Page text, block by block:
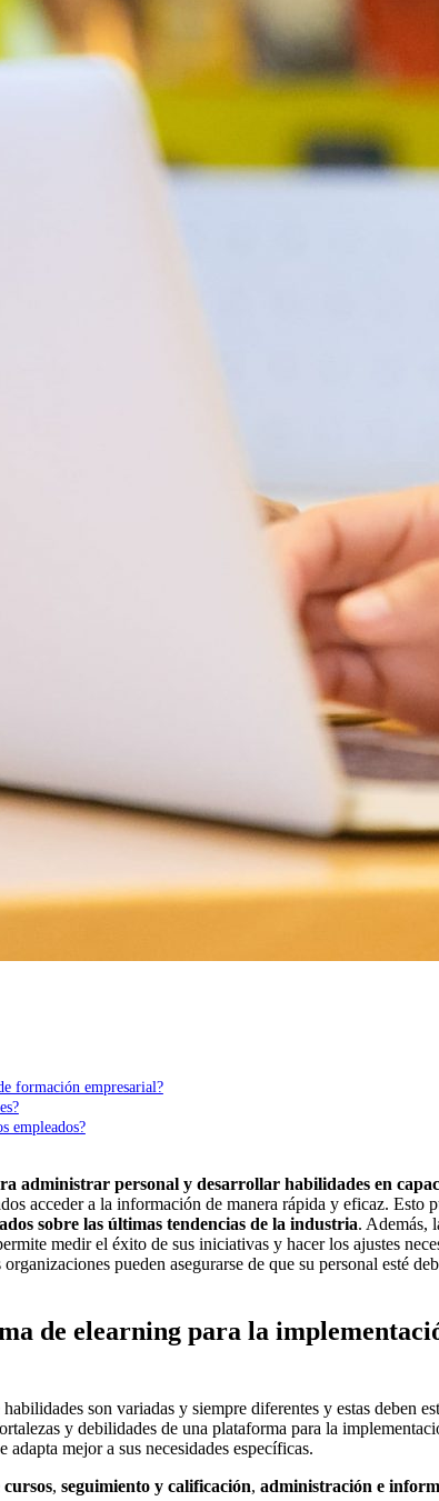
formación empresarial?
empleados?
administrar personal y desarrollar habilidades en
acceder a la información de manera rápida y eficaz. Esto
sobre las últimas tendencias de la industria. Además,
medir el éxito de sus iniciativas y hacer los ajustes
pueden asegurarse de que su personal esté
de elearning para la
son variadas y siempre diferentes y estas deben
y debilidades de una plataforma para la
mejor a sus necesidades específicas.
, seguimiento y calificación, administración e